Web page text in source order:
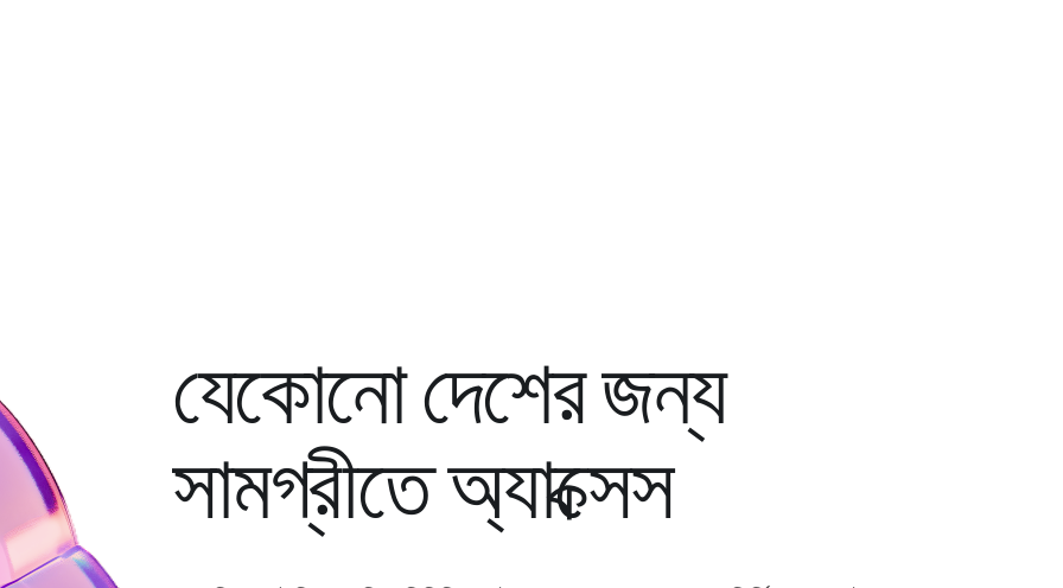
যেকোনো দেশের জন্য
সামগ্রীতে অ্যাক্সেস